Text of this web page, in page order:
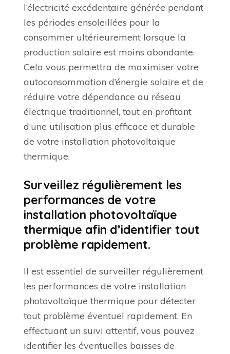
l’électricité excédentaire générée pendant
les périodes ensoleillées pour la
consommer ultérieurement lorsque la
production solaire est moins abondante.
Cela vous permettra de maximiser votre
autoconsommation d’énergie solaire et de
réduire votre dépendance au réseau
électrique traditionnel, tout en profitant
d’une utilisation plus efficace et durable
de votre installation photovoltaïque
thermique.
Surveillez régulièrement les
performances de votre
installation photovoltaïque
thermique afin d’identifier tout
problème rapidement.
Il est essentiel de surveiller régulièrement
les performances de votre installation
photovoltaïque thermique pour détecter
tout problème éventuel rapidement. En
effectuant un suivi attentif, vous pouvez
identifier les éventuelles baisses de